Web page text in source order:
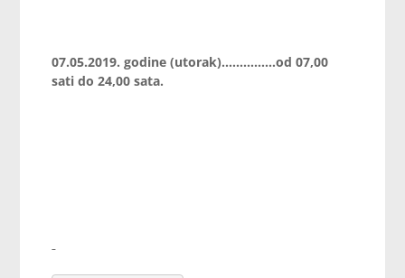
07.05.2019. godine (utorak)……………od 07,00
sati do 24,00 sata.